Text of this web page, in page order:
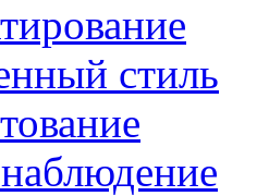
стиль